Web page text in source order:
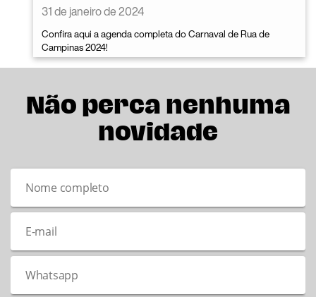
31 de janeiro de 2024
Confira aqui a agenda completa do Carnaval de Rua de
Campinas 2024!
Não perca nenhuma
novidade